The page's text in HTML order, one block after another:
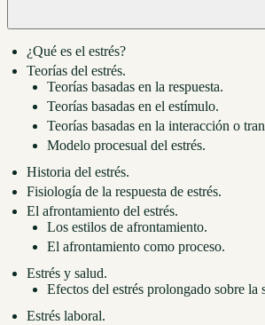
¿Qué es el estrés?
Teorías del estrés.
Teorías basadas en la respuesta.
Teorías basadas en el estímulo.
Teorías basadas en la interacción o
Modelo procesual del estrés.
Historia del estrés.
Fisiología de la respuesta de estrés.
El afrontamiento del estrés.
Los estilos de afrontamiento.
El afrontamiento como proceso.
Estrés y salud.
Efectos del estrés prolongado sobre la
Estrés laboral.